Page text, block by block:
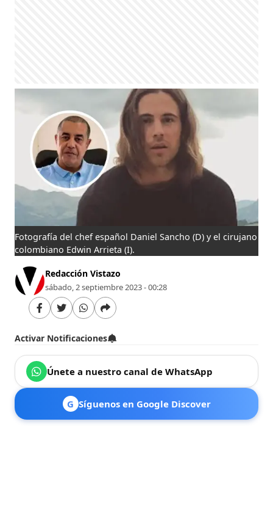
Fotografía del chef español Daniel Sancho (D) y el cirujano
colombiano Edwin Arrieta (I).
Redacción Vistazo
sábado, 2 septiembre 2023 - 00:28
Activar Notificaciones
Únete a nuestro canal de WhatsApp
G Síguenos en Google Discover